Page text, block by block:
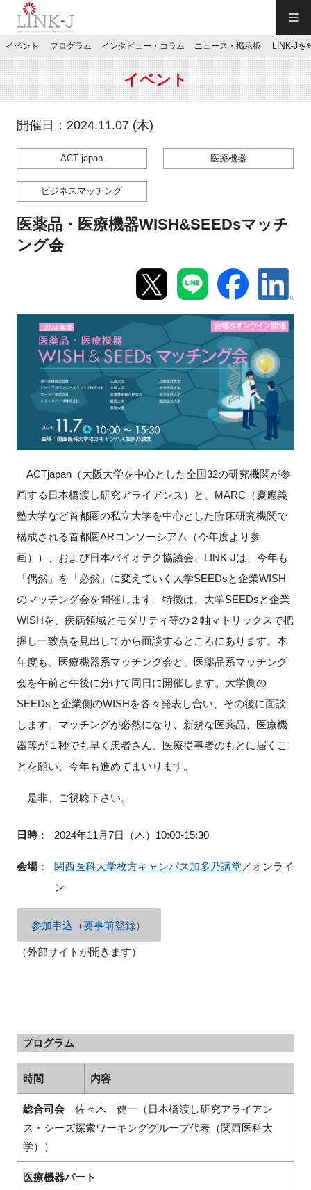
JP／EN
特別会員専用メニュー
お問い合わせ
新規登録
インタビュー・コラム
LINK-Jを知る
特別会員
施設・アクセス
FAQ
イベントお知らせメール登録
イベント プログラム インタビュー・コラム ニュース・掲示板 LINK-Jを
イベント
開催日：2024.11.07 (木)
ACT japan 医療機器
ビジネスマッチング
医薬品・医療機器WISH&SEEDsマッチ
ング会
ACTjapan（大阪大学を中心とした全国32の研究機関が参
画する日本橋渡し研究アライアンス）と、 MARC （慶應義
塾大学など首都圏の私立大学を中心とした臨床研究機関で
構成される首都圏ARコンソーシアム（今年度より参
画））、および日本バイオテク協議会、 LINK-Jは、今年も
「偶然」を「必然」に変えていく大学SEEDsと企業WISH
のマッチング会を開催します。特徴は、大学SEEDsと企業
WISHを、疾病領域とモダリティ等の２軸マトリックスで把
握し一致点を見出してから面談するところにあります。本
年度も、医療機器系マッチング会と、医薬品系マッチング
会を午前と午後に分けて同日に開催します。大学側の
SEEDsと企業側のWISHを各々発表し合い、その後に面談
します。マッチングが必然になり、新規な医薬品、医療機
器等が１秒でも早く患者さん、医療従事者のもとに届くこ
とを願い、今年も進めてまいります。
是非、ご視聴下さい。
日時： 2024年11月7日（木）10:00-15:30
会場： 関西医科大学枚方キャンパス加多乃講堂／オンライ
ン
参加申込（要事前登録）
（外部サイトが開きます）
プログラム
時間 内容
総合司会 佐々木 健一（日本橋渡し研究アライアン
ス・シーズ探索ワーキンググループ代表（関西医科大
学））
医療機器パート